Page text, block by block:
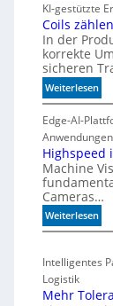
KI-gestützte
Coils zählen
In der
korrekte
sicheren
Weiterlesen:
C
o
i
l
s
z
ä
h
l
n
Edge-AI-
Anwendungen
Highspeed
Machine
Cameras…
Weiterlesen:
H
g
s
Intelligentes
Logistik
Mehr